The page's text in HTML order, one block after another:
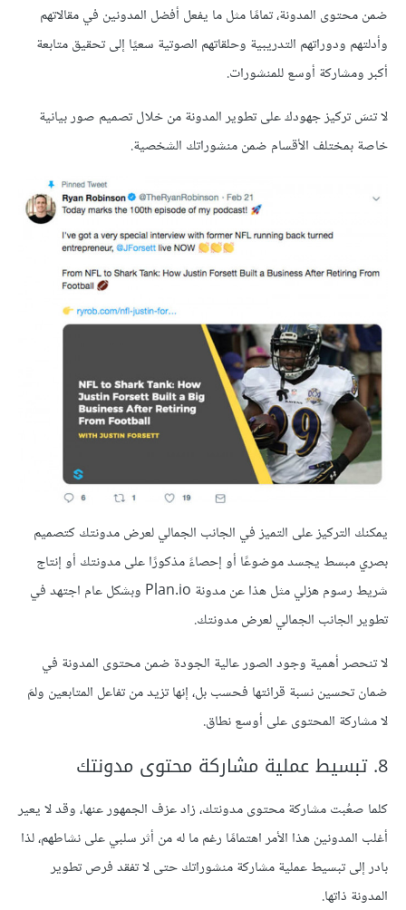
ضمن محتوى المدونة، تمامًا مثل ما يفعل أفضل المدونين في مقالاتهم
وأدلتهم ودوراتهم التدريبية وحلقاتهم الصوتية سعيًا إلى تحقيق متابعة
أكبر ومشاركة أوسع للمنشورات.
لا تنسَ تركيز جهودك على تطوير المدونة من خلال تصميم صور بيانية
خاصة بمختلف الأقسام ضمن منشوراتك الشخصية.
يمكنك التركيز على التميز في الجانب الجمالي لعرض مدونتك كتصميم
بصري مبسط يجسد موضوعًا أو إحصاءً مذكورًا على مدونتك أو إنتاج
شريط رسوم هزلي مثل هذا عن مدونة Plan.io وبشكل عام اجتهد في
تطوير الجانب الجمالي لعرض مدونتك.
لا تنحصر أهمية وجود الصور عالية الجودة ضمن محتوى المدونة في
ضمان تحسين نسبة قرائتها فحسب بل، إنها تزيد من تفاعل المتابعين ولمَ
لا مشاركة المحتوى على أوسع نطاق.
كلما صعُبت مشاركة محتوى مدونتك، زاد عزف الجمهور عنها، وقد لا يعير
أغلب المدونين هذا الأمر اهتمامًا رغم ما له من أثر سلبي على نشاطهم، لذا
بادر إلى تبسيط عملية مشاركة منشوراتك حتى لا تفقد فرص تطوير
المدونة ذاتها.